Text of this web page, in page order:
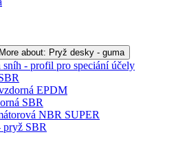
More about: Pryž desky - guma
sníh - profil pro speciání účely
EPDM
SBR
NBR SUPER
pryž SBR